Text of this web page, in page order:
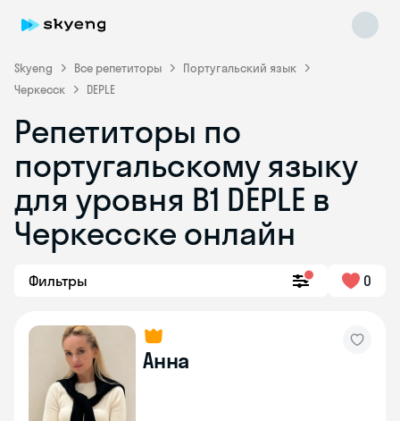
Skyeng Все репетиторы
Португальский язык
Черкесск
DEPLE
Репетиторы по
португальскому языку
для уровня B1 DEPLE в
Черкесске онлайн
Фильтры 0
Анна
Skyeng Chat
online